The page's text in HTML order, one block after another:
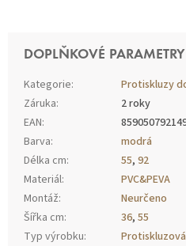
DOPLŇKOVÉ PARAMETRY
Kategorie:
Protiskluzy
Záruka:
2 roky
EAN:
Barva:
modrá
Délka cm: 55, 92
Materiál:
PVC&PEVA
Montáž:
Neurčeno
Šířka cm: 36, 55
Typ výrobku: